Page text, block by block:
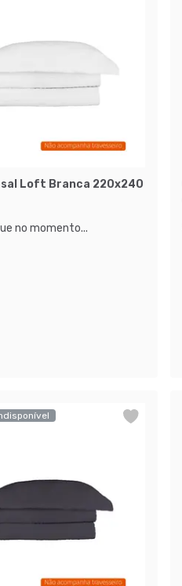
Loft Branca 220x240
no momento...